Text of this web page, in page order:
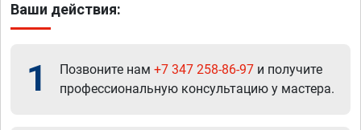
Ваши действия:
1 Позвоните нам +7 347 258-86-97 и получите
профессиональную консультацию у мастера.